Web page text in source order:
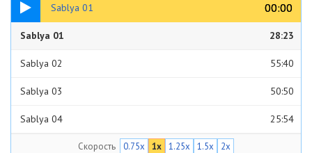
Sablya 01 00:00
00:00
Sablya 01 28:23
Sablya 02 55:40
Sablya 03 50:50
Sablya 04 25:54
Скорость 0.75x 1x 1.25x 1.5x 2x